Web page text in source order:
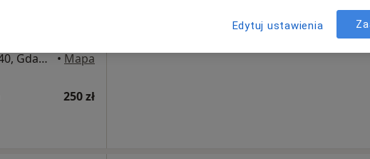
Aleja Generała Józefa Hallera 140, Gdańsk • Mapa
250 zł
Edytuj ustawienia